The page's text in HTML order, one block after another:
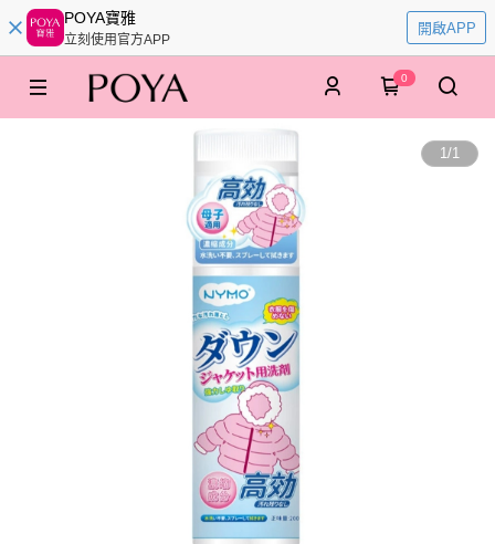
POYA寶雅
立刻使用官方APP
開啟APP
0
1/1